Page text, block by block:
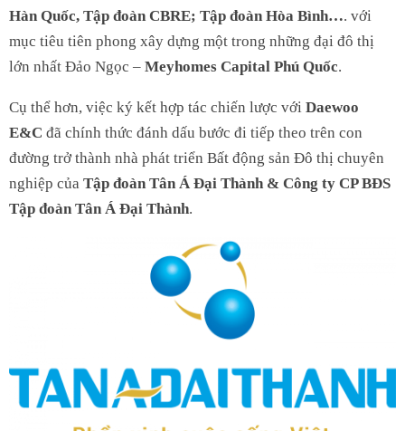
Hàn Quốc, Tập đoàn CBRE; Tập đoàn Hòa Bình…. với
mục tiêu tiên phong xây dựng một trong những đại đô thị
lớn nhất Đảo Ngọc – Meyhomes Capital Phú Quốc.
Cụ thể hơn, việc ký kết hợp tác chiến lược với Daewoo
E&C đã chính thức đánh dấu bước đi tiếp theo trên con
đường trở thành nhà phát triển Bất động sản Đô thị chuyên
nghiệp của Tập đoàn Tân Á Đại Thành & Công ty CP BĐS
Tập đoàn Tân Á Đại Thành.